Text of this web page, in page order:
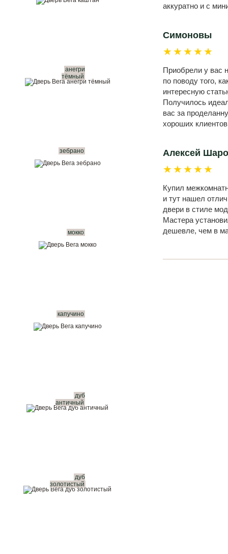
анегри
тёмный
зебрано
мокко
капучино
дуб
античный
дуб
золотистый
аккуратно и с
Симоновы
★★★★★
Приобрели у вас
по поводу того,
интересную
Получилось
вас за
хороших
Алексей
★★★★★
Купил
и тут нашел
двери в стиле
Мастера
дешевле, чем в